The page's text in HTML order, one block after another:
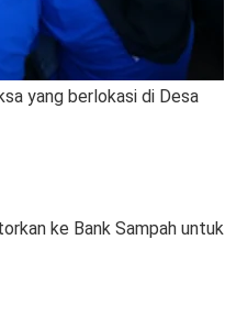
yang berlokasi di Desa
ke Bank Sampah untuk